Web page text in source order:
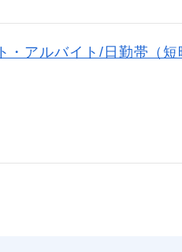
・アルバイト/日勤帯（短